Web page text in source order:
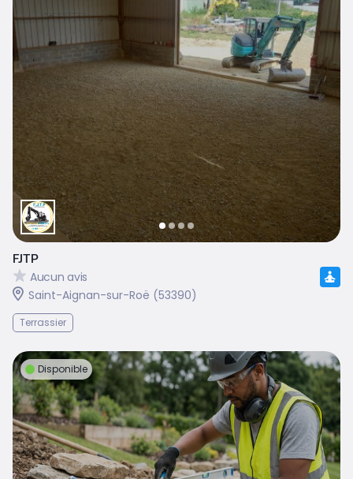
FJTP
Aucun avis
Saint-Aignan-sur-Roë (53390)
Terrassier
Disponible